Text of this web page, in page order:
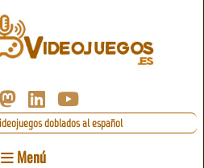
doblados al español
Menú